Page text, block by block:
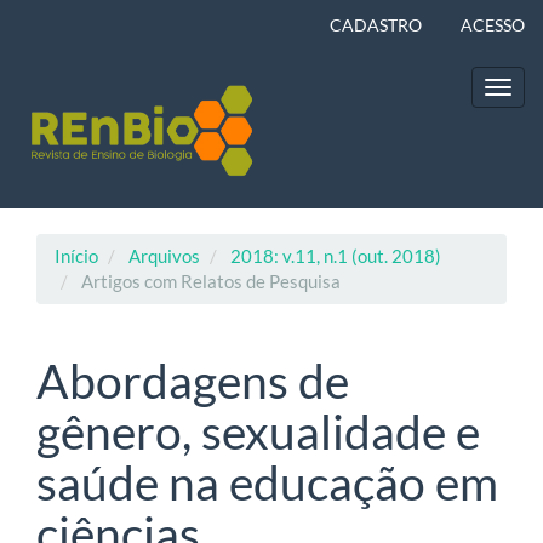
Barra
Lateral
CADASTRO ACESSO
Início Arquivos
2018: v.11, n.1 (out. 2018)
Artigos com Relatos de Pesquisa
Abordagens de
gênero, sexualidade e
saúde na educação em